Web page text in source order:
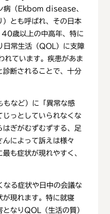
病（Ekbom disease、
）とも呼ばれ、その日本
歳以上の中高年、特に
日常生活（QOL）に支障
れています。疾患があま
診断されることで、十分
もなど）に「異常な感
じっとしていられなくな
はぎがむずむずする、足
によって訴えは様々
も症状が現れやすく、
なる症状や日中の会議な
が現れます。特に就寝
なりQOL（生活の質）